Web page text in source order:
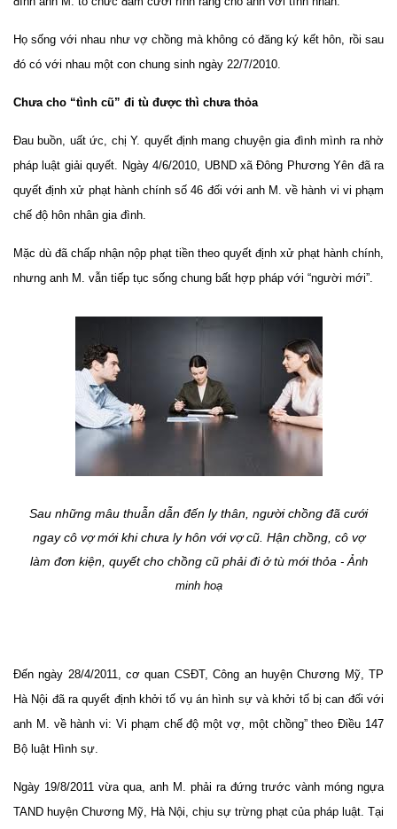
Họ sống với nhau như vợ chồng mà không có đăng ký kết hôn, rồi sau
đó có với nhau một con chung sinh ngày 22/7/2010.
Chưa cho “tình cũ” đi tù được thì chưa thỏa
Đau buồn, uất ức, chị Y. quyết định mang chuyện gia đình mình ra nhờ
pháp luật giải quyết. Ngày 4/6/2010, UBND xã Đông Phương Yên đã ra
quyết định xử phạt hành chính số 46 đối với anh M. về hành vi vi phạm
chế độ hôn nhân gia đình.
Mặc dù đã chấp nhận nộp phạt tiền theo quyết định xử phạt hành chính,
nhưng anh M. vẫn tiếp tục sống chung bất hợp pháp với “người mới”.
Sau những mâu thuẫn dẫn đến ly thân, người chồng đã cưới
ngay cô vợ mới khi chưa ly hôn với vợ cũ. Hận chồng, cô vợ
làm đơn kiện, quyết cho chồng cũ phải đi ở tù mới thỏa - Ảnh
minh hoạ
Đến ngày 28/4/2011, cơ quan CSĐT, Công an huyện Chương Mỹ, TP
Hà Nội đã ra quyết định khởi tố vụ án hình sự và khởi tố bị can đối với
anh M. về hành vi: Vi phạm chế độ một vợ, một chồng” theo Điều 147
Bộ luật Hình sự.
Ngày 19/8/2011 vừa qua, anh M. phải ra đứng trước vành móng ngựa
TAND huyện Chương Mỹ, Hà Nội, chịu sự trừng phạt của pháp luật. Tại